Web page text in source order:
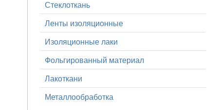
Стеклоткань
Ленты изоляционные
Изоляционные лаки
Фольгированный материал
Лакоткани
Металлообработка